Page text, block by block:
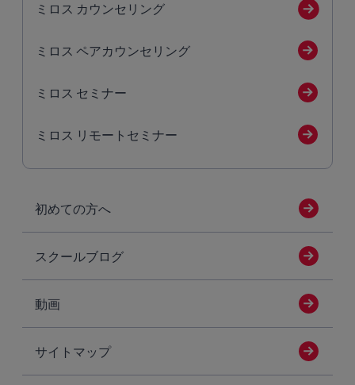
ミロス カウンセリング
ミロス ペアカウンセリング
ミロス セミナー
ミロス リモートセミナー
初めての方へ
スクールブログ
動画
サイトマップ